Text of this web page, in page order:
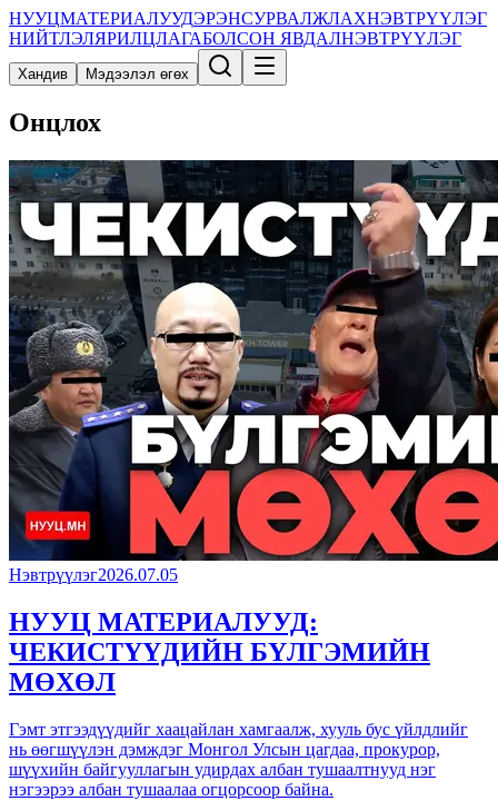
НУУЦМАТЕРИАЛУУДЭРЭНСУРВАЛЖЛАХНЭВТРҮҮЛЭГ
НИЙТЛЭЛЯРИЛЦЛАГАБОЛСОН ЯВДАЛНЭВТРҮҮЛЭГ
Хандив Мэдээлэл өгөх
Онцлох
Нэвтрүүлэг2026.07.05
НУУЦ МАТЕРИАЛУУД:
ЧЕКИСТҮҮДИЙН БҮЛГЭМИЙН
МӨХӨЛ
Гэмт этгээдүүдийг хаацайлан хамгаалж, хууль бус үйлдлийг
нь өөгшүүлэн дэмждэг Монгол Улсын цагдаа, прокурор,
шүүхийн байгууллагын удирдах албан тушаалтнууд нэг
нэгээрээ албан тушаалаа огцорсоор байна.